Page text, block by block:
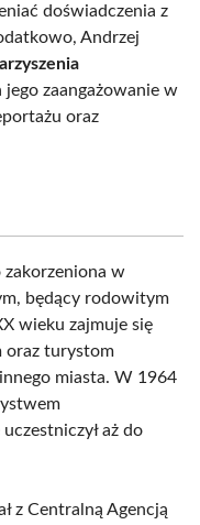
doświadczenia z
Andrzej
jego zaangażowanie w
oraz
zakorzeniona w
będący rodowitym
wieku zajmuje się
oraz turystom
miasta. W 1964
aż do
z Centralną Agencją